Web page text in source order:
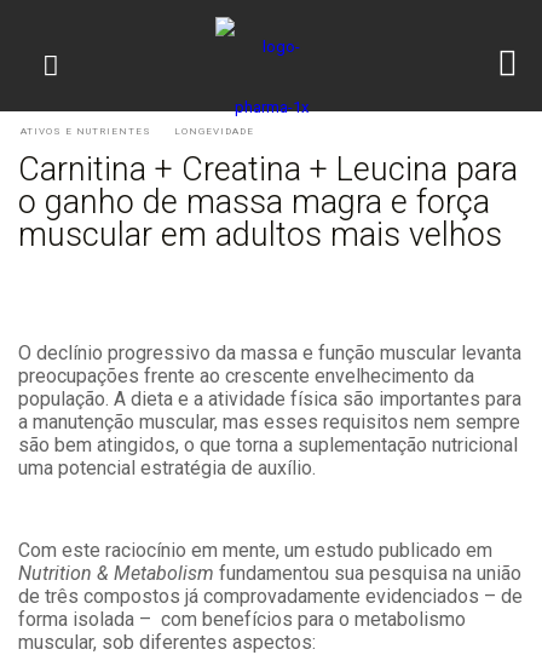
ATIVOS E NUTRIENTES LONGEVIDADE
Carnitina + Creatina + Leucina para
o ganho de massa magra e força
muscular em adultos mais velhos
O declínio progressivo da massa e função muscular levanta
preocupações frente ao crescente envelhecimento da
população. A dieta e a atividade física são importantes para
a manutenção muscular, mas esses requisitos nem sempre
são bem atingidos, o que torna a suplementação nutricional
uma potencial estratégia de auxílio.
Com este raciocínio em mente, um estudo publicado em
Nutrition & Metabolism fundamentou sua pesquisa na união
de três compostos já comprovadamente evidenciados – de
forma isolada – com benefícios para o metabolismo
muscular, sob diferentes aspectos: